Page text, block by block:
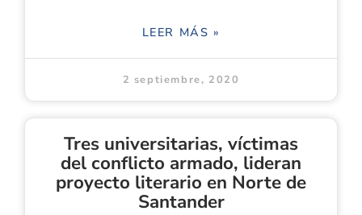
LEER MÁS »
2 septiembre, 2020
Tres universitarias, víctimas
del conflicto armado, lideran
proyecto literario en Norte de
Santander